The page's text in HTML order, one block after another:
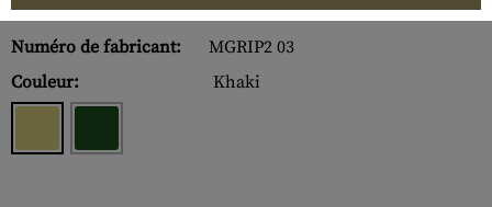
Numéro d'article:
10313530200
Numéro de fabricant:
MGRIP2 03
Couleur:
Khaki